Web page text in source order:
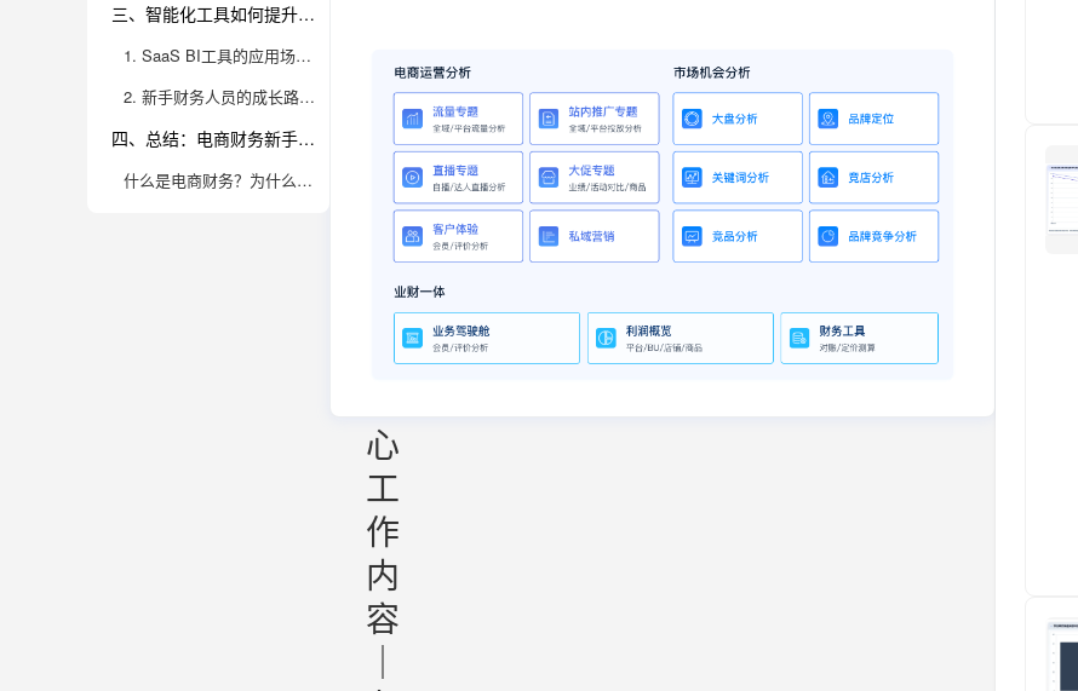
三、智能化工具如何提升电商财务效率
1. SaaS BI工具的应用场景与优势
2. 新手财务人员的成长路径与实操建议
四、总结：电商财务新手进阶的必经之路
什么是电商财务？为什么每个新手都要搞清楚它的定义和核心工作内容？
电
商
务
定
义
心
工
作
内
容
｜